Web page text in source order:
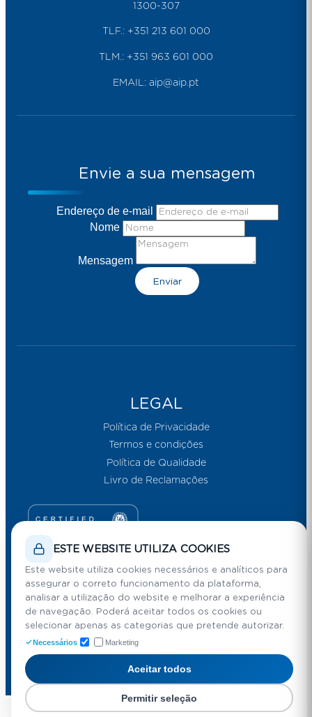
ESTE WEBSITE UTILIZA COOKIES
Este website utiliza cookies necessários e analíticos para
assegurar o correto funcionamento da plataforma,
analisar a utilização do website e melhorar a experiência
de navegação. Poderá aceitar todos os cookies ou
selecionar apenas as categorias que pretende autorizar.
Necessários Marketing
Aceitar todos
Permitir seleção
1300-307
TLF.: +351 213 601 000
TLM.: +351 963 601 000
EMAIL: aip@aip.pt
Envie a sua mensagem
Endereço de e-mail
Nome
Mensagem
Enviar
LEGAL
Política de Privacidade
Termos e condições
Política de Qualidade
Livro de Reclamações
Email Marketing por E-goi